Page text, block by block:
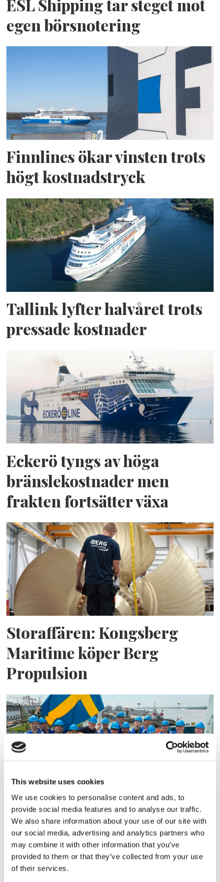
This website uses cookies
We use cookies to personalise content and ads, to
provide social media features and to analyse our traffic.
We also share information about your use of our site with
our social media, advertising and analytics partners who
may combine it with other information that you’ve
provided to them or that they’ve collected from your use
of their services.
ESL Shipping tar steget mot
egen börsnotering
Finnlines ökar vinsten trots
högt kostnadstryck
Tallink lyfter halvåret trots
pressade kostnader
Eckerö tyngs av höga
bränslekostnader men
frakten fortsätter växa
Storaffären: Kongsberg
Maritime köper Berg
Propulsion
Sirius tar leverans av
nybygge